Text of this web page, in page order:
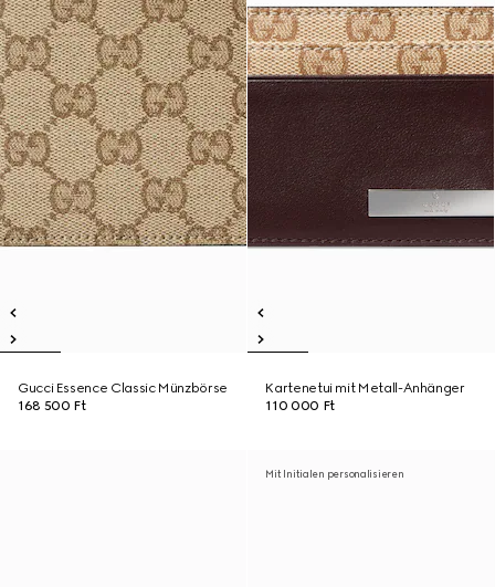
Gucci Essence Classic Münzbörse
168 500 Ft
Kartenetui mit Metall-Anhänger
110 000 Ft
Mit Initialen personalisieren